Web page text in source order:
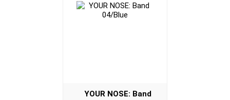
YOUR NOSE: Band